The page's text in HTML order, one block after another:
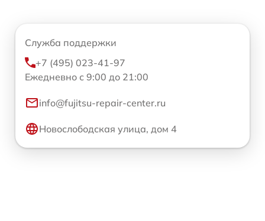
Служба поддержки
+7 (495) 023-41-97
Ежедневно с 9:00 до 21:00
info@fujitsu-repair-center.ru
Новослободская улица, дом 4